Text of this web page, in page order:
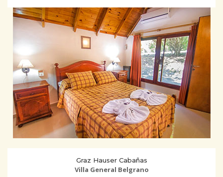
Graz Hauser Cabañas
Villa General Belgrano